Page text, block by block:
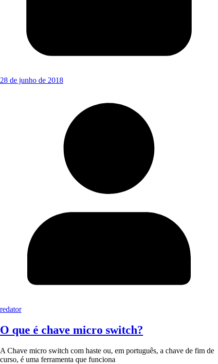
28 de junho de 2018
redator
O que é chave micro switch?
A Chave micro switch com haste ou, em português, a chave de fim de
curso, é uma ferramenta que funciona